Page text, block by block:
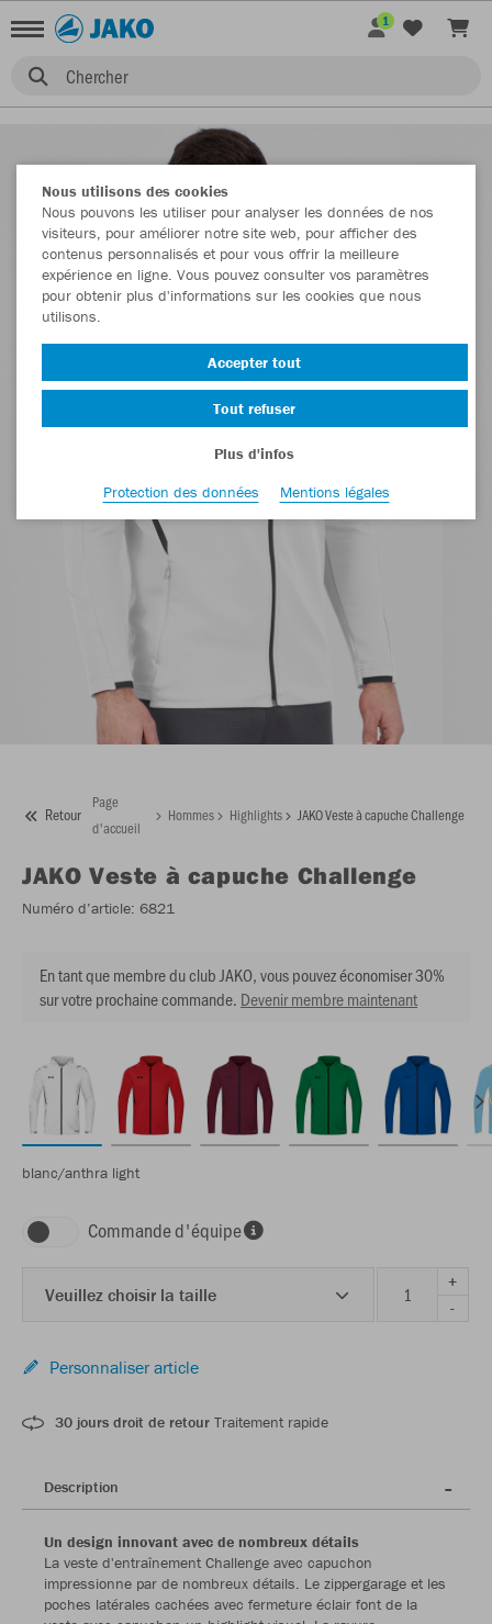
Chercher
1
Retour
Page
d'accueil
Hommes Highlights JAKO Veste à capuche Challenge
JAKO Veste à capuche Challenge
Numéro d’article: 6821
En tant que membre du club JAKO, vous pouvez économiser 30%
sur votre prochaine commande. Devenir membre maintenant
blanc/anthra light
Commande d'équipe
Veuillez choisir la taille
+
-
Personnaliser article
30 jours droit de retour Traitement rapide
Description
Un design innovant avec de nombreux détails
La veste d'entraînement Challenge avec capuchon
impressionne par de nombreux détails. Le zippergarage et les
poches latérales cachées avec fermeture éclair font de la
Nous utilisons des cookies
Nous pouvons les utiliser pour analyser les données de nos
visiteurs, pour améliorer notre site web, pour afficher des
contenus personnalisés et pour vous offrir la meilleure
expérience en ligne. Vous pouvez consulter vos paramètres
pour obtenir plus d'informations sur les cookies que nous
utilisons.
Accepter tout
Tout refuser
Plus d'infos
Protection des données
Mentions légales